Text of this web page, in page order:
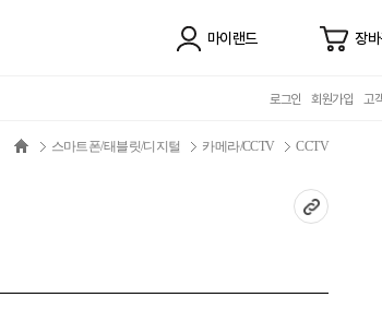
마이랜드 장
로그인 회원가입 고
스마트폰/태블릿/디지털 카메라/CCTV CCTV